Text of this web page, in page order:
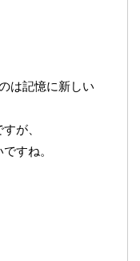
は記憶に新しい
が、
すね。